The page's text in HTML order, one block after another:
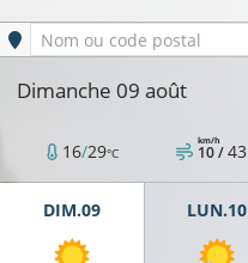
Ville sélectionnée
Nom ou code postal
Dimanche 09 août
16/29°C 10 /
km/h 43
DIM.09 LUN.10